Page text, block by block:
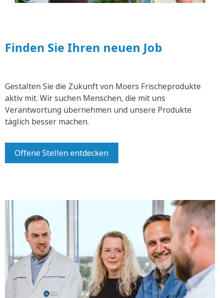
Finden Sie Ihren neuen Job
Gestalten Sie die Zukunft von Moers Frischeprodukte
aktiv mit. Wir suchen Menschen, die mit uns
Verantwortung übernehmen und unsere Produkte
täglich besser machen.
Offene Stellen entdecken